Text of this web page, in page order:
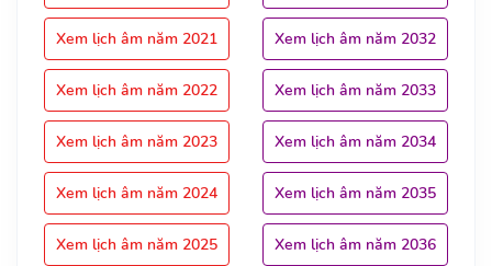
Xem lịch âm năm 2021
Xem lịch âm năm 2022
Xem lịch âm năm 2023
Xem lịch âm năm 2024
Xem lịch âm năm 2025
Xem lịch âm năm 2032
Xem lịch âm năm 2033
Xem lịch âm năm 2034
Xem lịch âm năm 2035
Xem lịch âm năm 2036